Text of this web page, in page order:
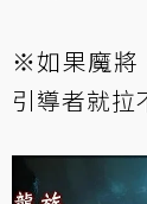
※如果魔
引導者就拉